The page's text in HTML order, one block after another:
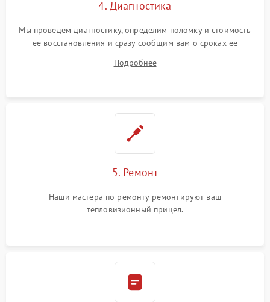
4. Диагностика
Мы проведем диагностику, определим поломку и стоимость
ее восстановления и сразу сообщим вам о сроках ее
Подробнее
5. Ремонт
Наши мастера по ремонту ремонтируют ваш
тепловизионный прицел.